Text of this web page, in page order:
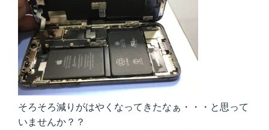
そろそろ減りがはやくなってきたなぁ・・・と思って
いませんか？？